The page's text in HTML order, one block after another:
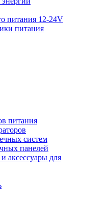
питания 12-24V
питания
питания
систем
панелей
аксессуары для